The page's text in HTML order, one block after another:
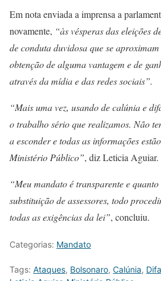
Em nota enviada a imprensa a
novamente, “às vésperas das eleições
de conduta duvidosa que se
obtenção de alguma vantagem e de
através da mídia e das redes sociais”.
“Mais uma vez, usando de calúnia e
o trabalho sério que realizamos. Não
a esconder e todas as informações
Ministério Público”, diz Leticia Aguiar.
“Meu mandato é transparente e
substituição de assessores, todo
todas as exigências da lei”, concluiu.
Categorias: Mandato
Tags: Ataques, Bolsonaro, Calúnia,